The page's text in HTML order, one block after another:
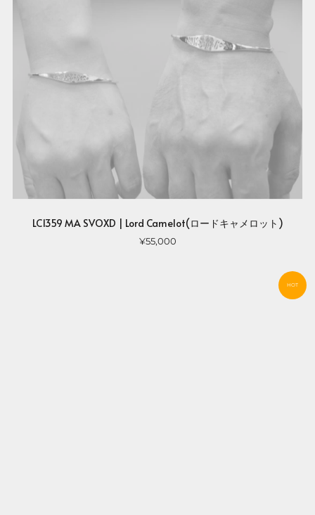
LC1359 MA SVOXD | Lord Camelot(ロードキャメロット)
¥55,000
HOT